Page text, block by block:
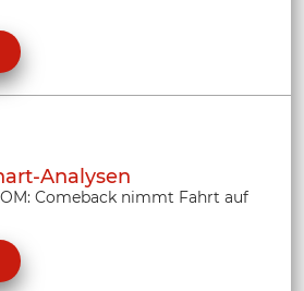
Analysen
Comeback nimmt Fahrt auf